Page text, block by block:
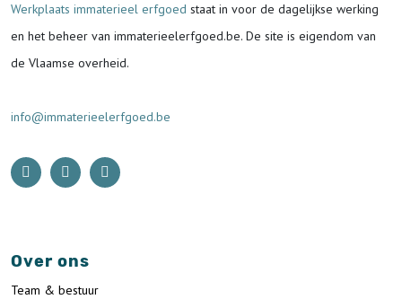
Werkplaats immaterieel erfgoed staat in voor de dagelijkse werking
en het beheer van immaterieelerfgoed.be. De site is eigendom van
de Vlaamse overheid.
info@immaterieelerfgoed.be
Over ons
Team & bestuur